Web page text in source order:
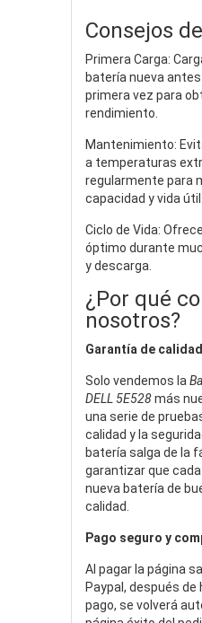
Consejos
Primera Carga:
batería nueva
primera vez para
rendimiento.
Mantenimiento:
a temperaturas
regularmente para
capacidad y vida útil.
Ciclo de Vida:
óptimo durante
y descarga.
¿Por qué
nosotros?
Garantía de calidad
Solo vendemos la
DELL 5E528más
una serie de
calidad y la
batería salga de la
garantizar que
nueva batería de
calidad.
Pago seguro y
Al pagar la página
Paypal, después de
pago, se volverá